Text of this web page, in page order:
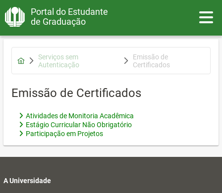
Portal do Estudante
de Graduação
Serviços sem
Autenticação
Emissão de
Certificados
Emissão de Certificados
Atividades de Monitoria Acadêmica
Estágio Curricular Não Obrigatório
Participação em Projetos
A Universidade